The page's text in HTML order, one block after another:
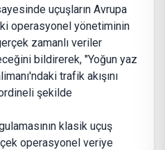
uçuşların Avrupa
operasyonel yönetiminin
zamanlı veriler
bildirerek, "Yoğun yaz
trafik akışını
şekilde
klasik uçuş
operasyonel veriye